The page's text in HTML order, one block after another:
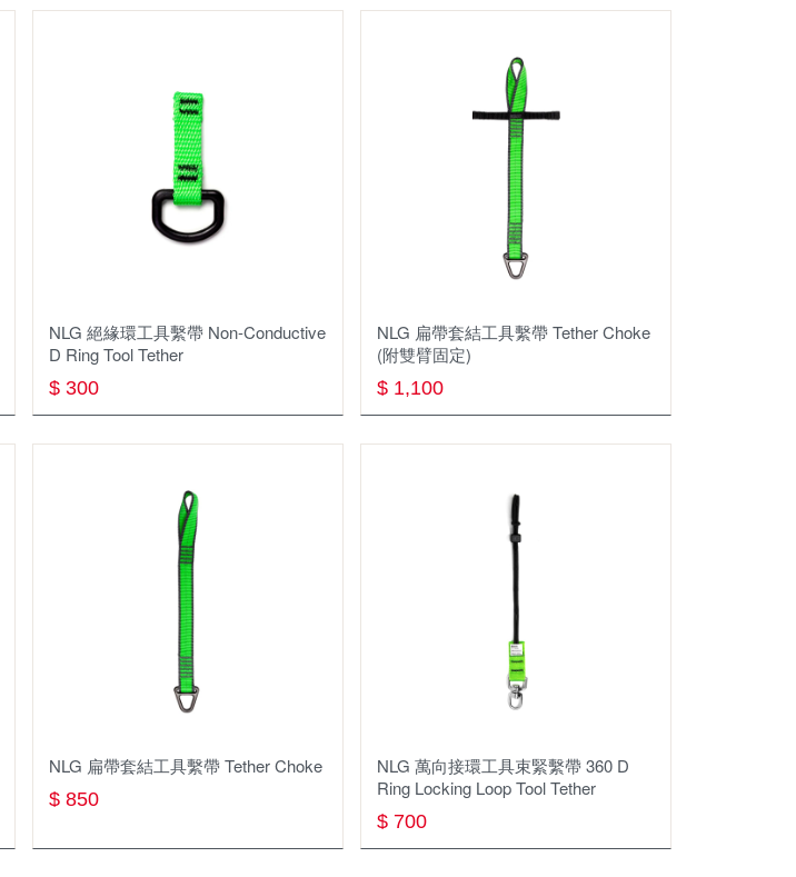
NLG 絕緣環工具繫帶 Non-Conductive
D Ring Tool Tether
$ 300
NLG 扁帶套結工具繫帶 Tether Choke
(附雙臂固定)
$ 1,100
NLG 扁帶套結工具繫帶 Tether Choke
$ 850
NLG 萬向接環工具束緊繫帶 360 D
Ring Locking Loop Tool Tether
$ 700